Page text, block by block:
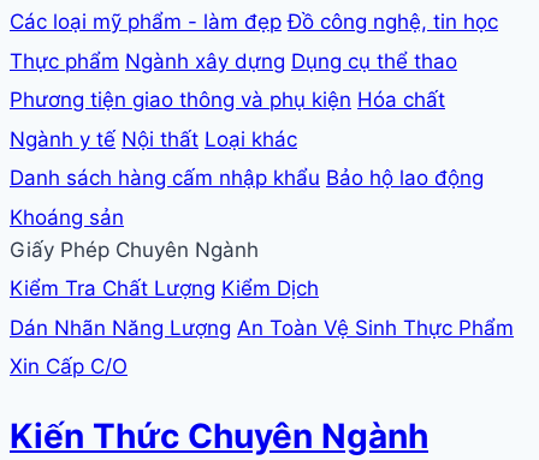
Các loại mỹ phẩm - làm đẹp Đồ công nghệ, tin học
Thực phẩm Ngành xây dựng Dụng cụ thể thao
Phương tiện giao thông và phụ kiện Hóa chất
Ngành y tế Nội thất Loại khác
Danh sách hàng cấm nhập khẩu Bảo hộ lao động
Khoáng sản
Giấy Phép Chuyên Ngành
Kiểm Tra Chất Lượng Kiểm Dịch
Dán Nhãn Năng Lượng An Toàn Vệ Sinh Thực Phẩm
Xin Cấp C/O
Kiến Thức Chuyên Ngành